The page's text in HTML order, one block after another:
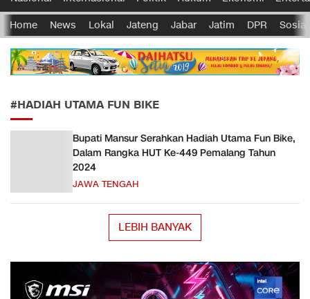
Home News Lokal Jateng Jabar Jatim DPR Sosial
#HADIAH UTAMA FUN BIKE
Bupati Mansur Serahkan Hadiah Utama Fun Bike,
Dalam Rangka HUT Ke-449 Pemalang Tahun
2024
JAWA TENGAH
LEBIH BANYAK